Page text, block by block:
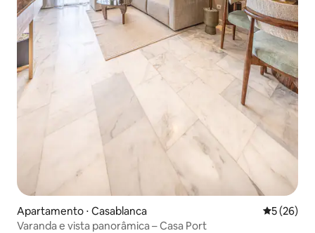
Apartamento ⋅ Casablanca 5 de uma
5 (26)
Varanda e vista panorâmica – Casa Port